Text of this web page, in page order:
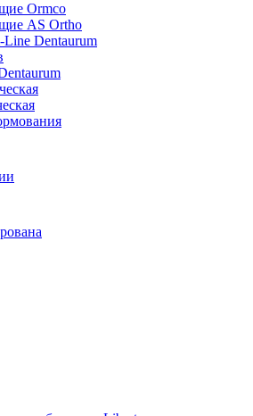
Ormco
AS Ortho
Dentaurum